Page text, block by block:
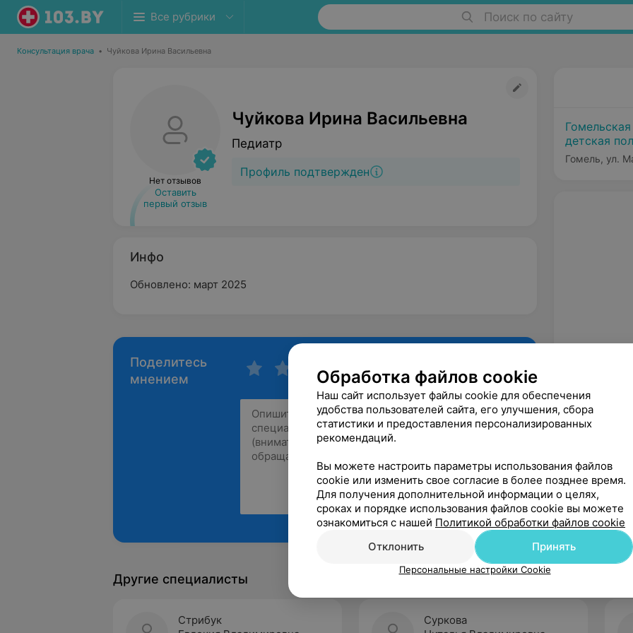
Все рубрики Поиск по сайту
Консультация врача • Чуйкова Ирина Васильевна
Нет отзывов
Оставить
первый отзыв
Чуйкова Ирина Васильевна
Педиатр
Профиль подтвержден
Инфо
Обновлено: март 2025
Поделитесь
мнением
Рекомендую
детская
Гомель, ул.
Другие специалисты
Стрибук
Суркова
Обработка файлов cookie
Наш сайт использует файлы cookie для обеспечения
удобства пользователей сайта, его улучшения, сбора
статистики и предоставления персонализированных
рекомендаций.
Вы можете настроить параметры использования файлов
cookie или изменить свое согласие в более позднее время.
Для получения дополнительной информации о целях,
сроках и порядке использования файлов cookie вы можете
ознакомиться с нашей Политикой обработки файлов cookie
Отклонить
Принять
Персональные настройки Cookie